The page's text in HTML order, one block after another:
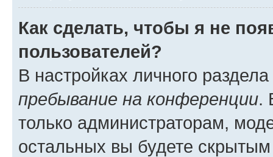
Как сделать, чтобы я не
пользователей?
В настройках личного
пребывание на конференции.
только администраторам,
остальных вы будете